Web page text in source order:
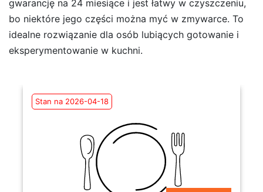
gwarancję na 24 miesiące i jest łatwy w czyszczeniu,
bo niektóre jego części można myć w zmywarce. To
idealne rozwiązanie dla osób lubiących gotowanie i
eksperymentowanie w kuchni.
Stan na 2026-04-18